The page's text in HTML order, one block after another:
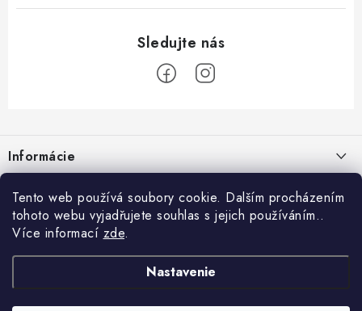
Tento web používá soubory cookie. Dalším procházením
tohoto webu vyjadřujete souhlas s jejich používáním..
Více informací zde.
Nastavenie
p
ä
Informácie
Doprava a platba
Veľkoobchod
O Botanicu
Blog
Projekt Botanic pomáha
O nás
Blog Botanic – sprievodca svetom bylín, vitamínov a
doplnkov stravy
Ako užívať jablčný ocot: tekutý, kapsuly alebo gumové cukríky?
30.7.2026